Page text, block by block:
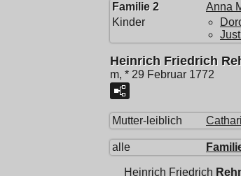
Familie 2 Anna
Kinder
Heinrich Friedrich
m, * 29 Februar 1772
Mutter-leiblich
alle
Heinrich Friedrich